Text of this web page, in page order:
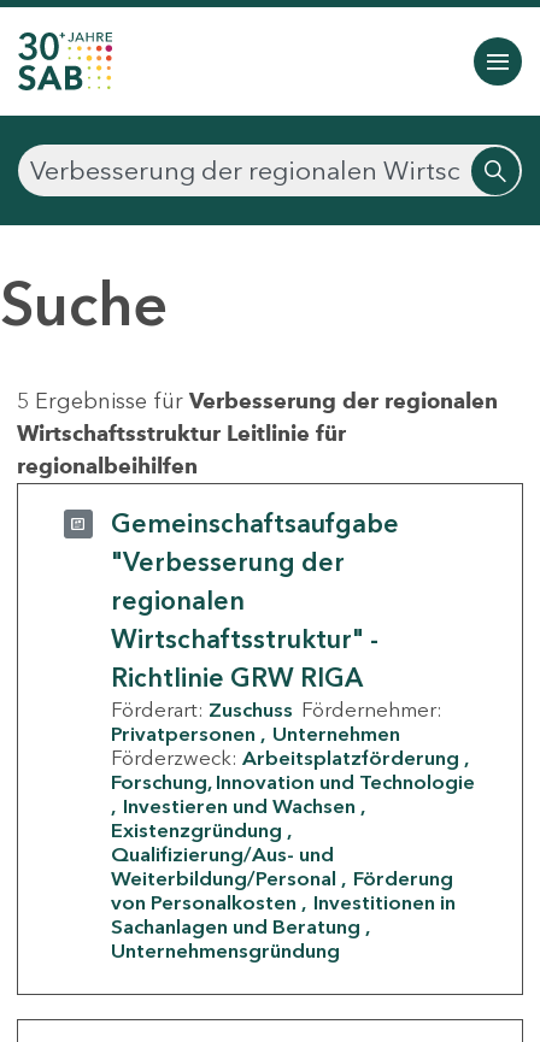
Suche
5 Ergebnisse für Verbesserung der regionalen
Wirtschaftsstruktur Leitlinie für
regionalbeihilfen
Gemeinschaftsaufgabe
"Verbesserung der
regionalen
Wirtschaftsstruktur" -
Richtlinie GRW RIGA
Förderart: Zuschuss Fördernehmer:
Privatpersonen
Unternehmen
Förderzweck: Arbeitsplatzförderung
Forschung, Innovation und Technologie
Investieren und Wachsen
Existenzgründung
Qualifizierung/Aus- und
Weiterbildung/Personal
Förderung
von Personalkosten
Investitionen in
Sachanlagen und Beratung
Unternehmensgründung